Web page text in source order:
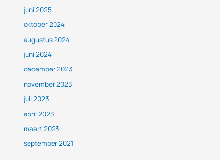
juni 2025
oktober 2024
augustus 2024
juni 2024
december 2023
november 2023
juli 2023
april 2023
maart 2023
september 2021